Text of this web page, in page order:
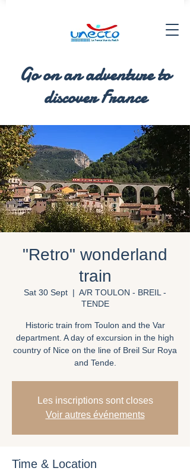
Go on an adventure to
discover France
"Retro" wonderland
train
Sat 30 Sept
  |
A/R TOULON - BREIL -
TENDE
Historic train from Toulon and the Var
department. A day of excursion in the high
country of Nice on the line of Breil Sur Roya
and Tende.
Les inscriptions sont closes
Voir autres événements
Time & Location